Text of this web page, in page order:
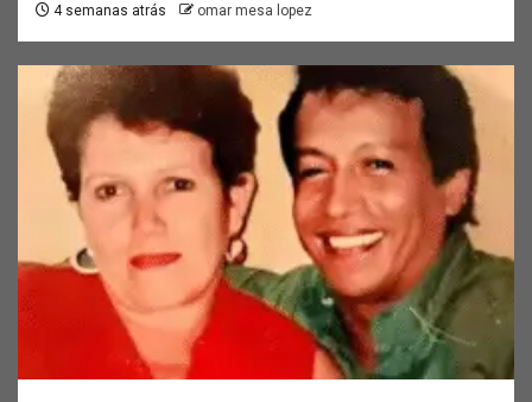
4 semanas atrás omar mesa lopez